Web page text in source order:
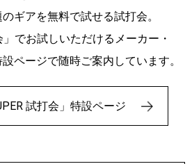
ギアを無料で試せる試打会。
」でお試しいただけるメーカー・
ページで随時ご案内しています。
試打会」特設ページ